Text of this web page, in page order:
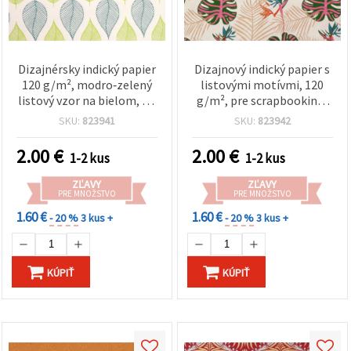
Dizajnérsky indický papier
120 g/m², modro‑zelený
listový vzor na bielom, na
scrapbooking a kreatívne
SKU: 823941
2.00€ 1-2 kus
ZĽAVY
PRE MNOŽSTVO
1.60 €- 20 %3 kus +
KÚPIŤ
Dizajnový indický papier s
listovými motívmi, 120
g/m², pre scrapbooking,
umelecké a kreatívne
SKU: 823942
2.00€ 1-2 kus
ZĽAVY
PRE MNOŽSTVO
1.60 €- 20 %3 kus +
KÚPIŤ